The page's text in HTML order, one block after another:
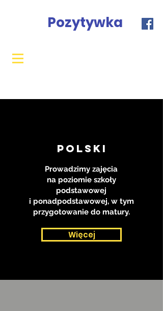
Pozytywka
polski
Prowadzimy zajęcia
na poziomie szkoły
podstawowej
i ponadpodstawowej, w tym
przygotowanie do matury.
Więcej